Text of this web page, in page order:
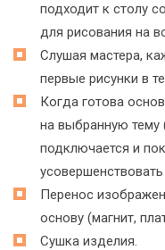
подходит к столу
для рисования на
Слушая мастера,
первые рисунки в
Когда готова
на выбранную тему
подключается и
Перенос
основу (магнит,
Сушка изделия.